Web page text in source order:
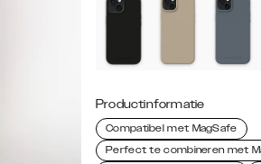
Productinformatie
Compatibel met MagSafe
Perfect te combineren met